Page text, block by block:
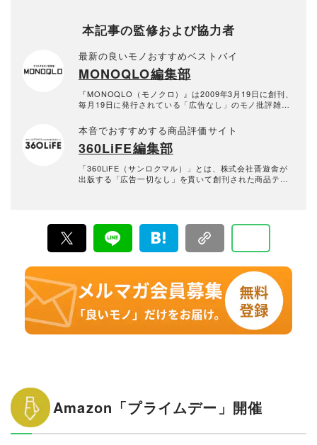
本記事の監修および協力者
最新の良いモノおすすめベストバイ
MONOQLO編集部
『MONOQLO（モノクロ）』は2009年3月19日に創刊、
毎月19日に発行されている「広告なし」のモノ批評雑誌
生活用品や家具、ガジェット、食品などを各分野の専門
家にも協力を仰ぎ、編集部と社内の検証機関が実際に比
較・検証・評価してきました。テストで見つけた「本当
に良いモノ」だけを厳選して紹介。編集長・山田和樹を
中心に、11名以上の編集体制で日々の検証・記事制作を
行っています。
本音でおすすめする商品評価サイト
360LiFE編集部
「360LiFE（サンロクマル）」とは、株式会社晋遊舎が
出版する「広告一切なし」を貫いて創刊された商品テス
品、コスメに至るまで、多岐にわたるジャンルで本物の
商品テストを重ね“失敗しないお買い物”を全力でサポー
ト。編集長・加藤剛敏を中心に、11名以上の編集体制で
Amazon「プライムデー」開催